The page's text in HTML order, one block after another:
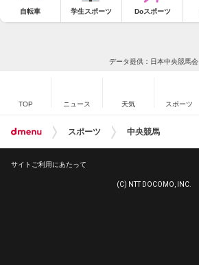
自転車 学生スポーツ Doスポーツ
データ提供：日本中央競馬会
TOP ニュース 天気 スポーツ
スポーツ 中央競馬
サイトご利用にあたって
(C) NTT DOCOMO, INC.